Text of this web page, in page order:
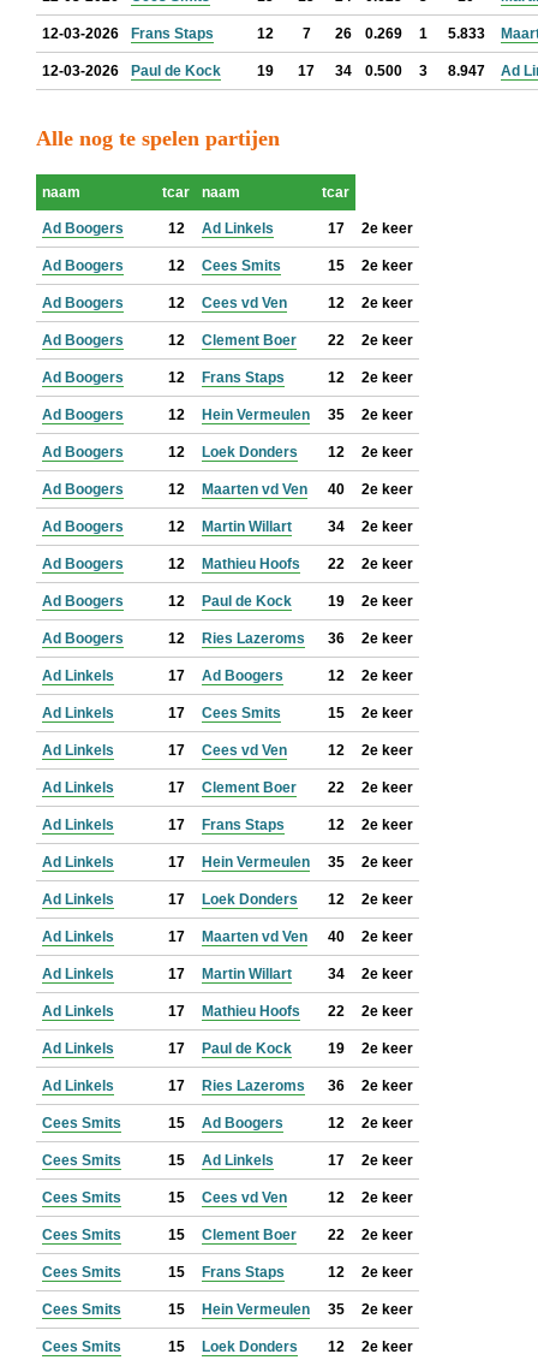
12-03-2026 Frans Staps 12 7 26 0.269 1 5.833
12-03-2026 Paul de Kock 19 17 34 0.500 3 8.947 Ad
Alle nog te spelen partijen
naam tcar naam tcar
Ad Boogers 12 Ad Linkels 17 2e keer
Ad Boogers 12 Cees Smits 15 2e keer
Ad Boogers 12 Cees vd Ven 12 2e keer
Ad Boogers 12 Clement Boer 22 2e keer
Ad Boogers 12 Frans Staps 12 2e keer
Ad Boogers 12 Hein Vermeulen 35 2e keer
Ad Boogers 12 Loek Donders 12 2e keer
Ad Boogers 12 Maarten vd Ven 40 2e keer
Ad Boogers 12 Martin Willart 34 2e keer
Ad Boogers 12 Mathieu Hoofs 22 2e keer
Ad Boogers 12 Paul de Kock 19 2e keer
Ad Boogers 12 Ries Lazeroms 36 2e keer
Ad Linkels 17 Ad Boogers 12 2e keer
Ad Linkels 17 Cees Smits 15 2e keer
Ad Linkels 17 Cees vd Ven 12 2e keer
Ad Linkels 17 Clement Boer 22 2e keer
Ad Linkels 17 Frans Staps 12 2e keer
Ad Linkels 17 Hein Vermeulen 35 2e keer
Ad Linkels 17 Loek Donders 12 2e keer
Ad Linkels 17 Maarten vd Ven 40 2e keer
Ad Linkels 17 Martin Willart 34 2e keer
Ad Linkels 17 Mathieu Hoofs 22 2e keer
Ad Linkels 17 Paul de Kock 19 2e keer
Ad Linkels 17 Ries Lazeroms 36 2e keer
Cees Smits 15 Ad Boogers 12 2e keer
Cees Smits 15 Ad Linkels 17 2e keer
Cees Smits 15 Cees vd Ven 12 2e keer
Cees Smits 15 Clement Boer 22 2e keer
Cees Smits 15 Frans Staps 12 2e keer
Cees Smits 15 Hein Vermeulen 35 2e keer
Cees Smits 15 Loek Donders 12 2e keer